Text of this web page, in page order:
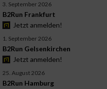
3. September 2026
B2Run Frankfurt
Jetzt anmelden!
1. September 2026
B2Run Gelsenkirchen
Jetzt anmelden!
25. August 2026
B2Run Hamburg